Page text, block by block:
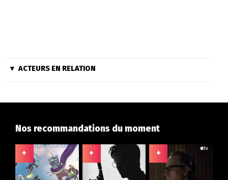
ACTEURS EN RELATION
Nos recommandations du moment
+ + +